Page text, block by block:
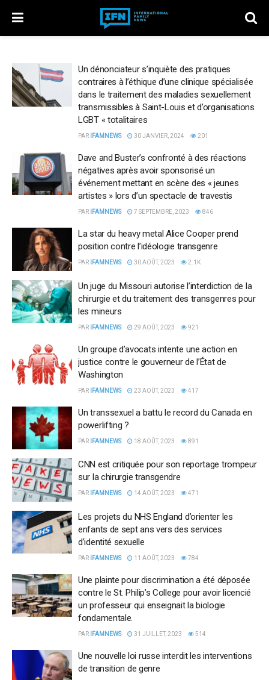
Un dénonciateur s’inquiète des pratiques
contraires à l’éthique d’une clinique spécialisée
dans le traitement des maladies sexuellement
transmissibles à Saint-Louis et d’organisations
LGBT « totalitaires
PAR IFAMNEWS 30 JANVIER, 2024 201
Dave and Buster’s confronté à des réactions
négatives après avoir sponsorisé un
événement mettant en scène des « jeunes
artistes » lors d’un spectacle de travestis
PAR IFAMNEWS 7 SEPTEMBRE, 2023 846
La star du heavy metal Alice Cooper prend
position contre l’idéologie transgenre
PAR IFAMNEWS 30 AOÛT, 2023 2.1K
Un juge du Missouri autorise l’interdiction de la
chirurgie et du traitement des transgenres pour
les mineurs
PAR IFAMNEWS 29 AOÛT, 2023 921
Un groupe d’avocats intente une action en
justice contre le gouverneur de l’État de
Washington
PAR IFAMNEWS 23 AOÛT, 2023 417
Un transsexuel a battu le record du Canada en
powerlifting ?
PAR IFAMNEWS 18 AOÛT, 2023 891
CNN est critiquée pour son reportage trompeur
sur la chirurgie transgendre
PAR IFAMNEWS 14 AOÛT, 2023 471
Les projets du NHS England d’orienter les
enfants de sept ans vers des services
d’identité sexuelle
PAR IFAMNEWS 11 AOÛT, 2023 784
Une plainte pour discrimination a été déposée
contre le St. Philip’s College pour avoir licencié
un professeur qui enseignait la biologie
fondamentale.
PAR IFAMNEWS 31 JUILLET, 2023 514
Une nouvelle loi russe interdit les interventions
de transition de genre